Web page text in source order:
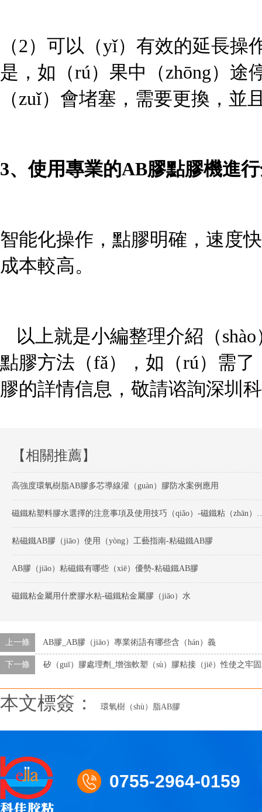
（2） 可以（yǐ）有效的延長操
是，如（rú）果中（zhōng）途
（zuǐ）會堵塞，需要更換，並
3、使用專業的AB膠點膠機進
智能化操作，點膠明確，速度
成本較高。
以上就是小編整理介紹（
點膠方法（fǎ），如（rú）需
膠的詳情信息，敬請谘詢深圳
【相關推薦】
高強度環氧樹脂AB膠多芯導線灌（guàn）膠防水案例應用
磁鐵粘塑料膠水選擇的注意事項及
粘磁鐵AB膠（jiāo）使用（yòng）工藝指南-粘磁鐵AB膠
AB膠（jiāo）粘磁鐵有哪些（xiē）優勢-粘磁鐵AB膠
磁鐵粘金屬用什麽膠水粘-磁鐵粘金屬膠（jiāo）水
上一條 AB膠_AB膠（jiāo）專業術語有哪些含（hán）義
下一條 矽（guī）膠處理劑_增強軟塑（sù）膠粘接（jiē）性使之牢
本文標簽： 環氧樹（shù）脂AB膠
0755-2964-0159